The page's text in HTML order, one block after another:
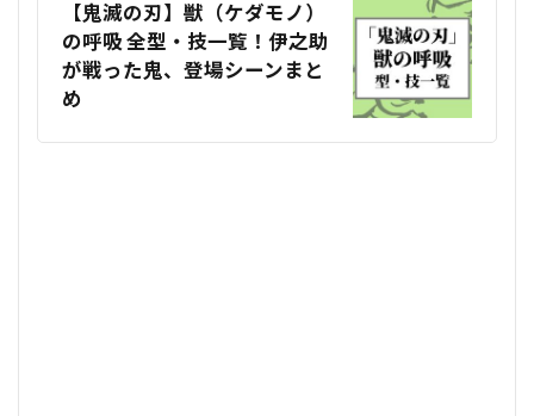
【鬼滅の刃】獣（ケダモノ）
の呼吸 全型・技一覧！伊之助
が戦った鬼、登場シーンまと
め